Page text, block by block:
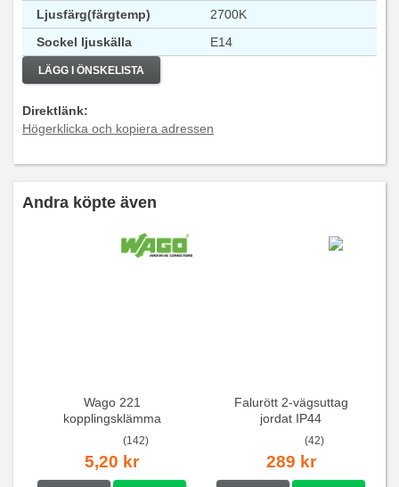
Ljusfärg(färgtemp)
2700K
Sockel ljuskälla
E14
LÄGG I ÖNSKELISTA
Direktlänk:
Högerklicka och kopiera adressen
Andra köpte även
Wago 221
kopplingsklämma
(142)
5,20 kr
Falurött 2-vägsuttag
jordat IP44
(42)
289 kr